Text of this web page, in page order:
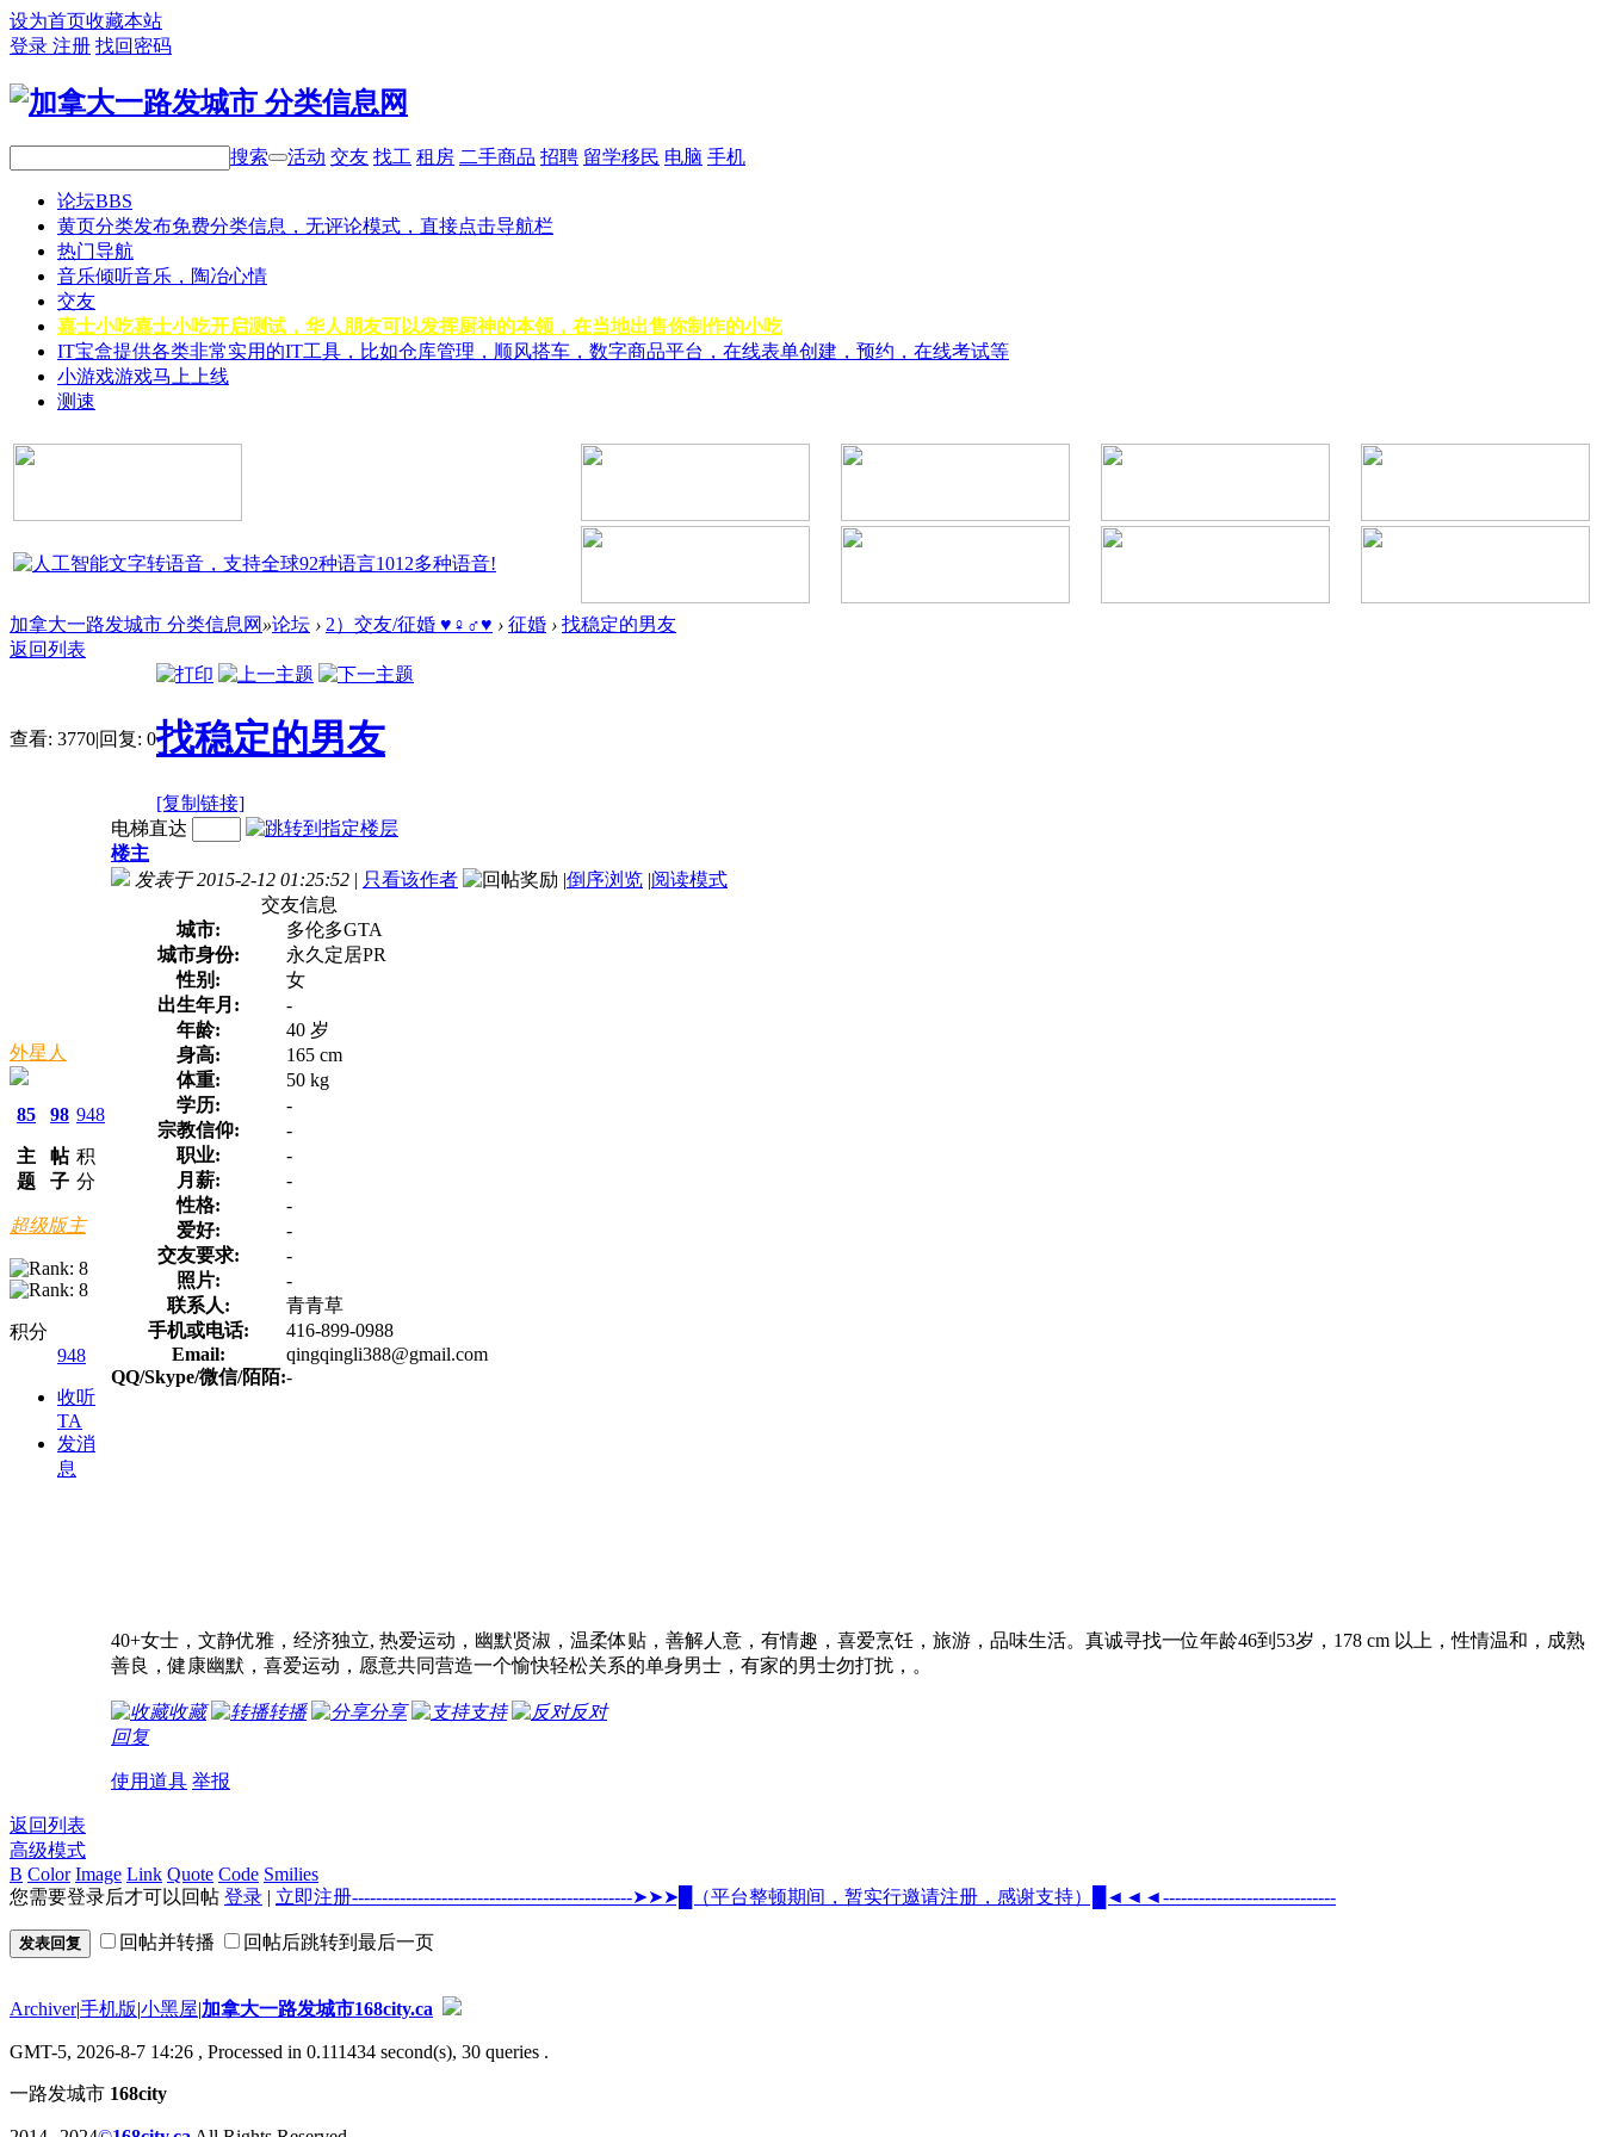
设为首页收藏本站
登录 注册 找回密码
搜索 活动 交友 找工 租房 二手商品 招聘 留学移民 电脑 手机
论坛BBS
黄页分类发布免费分类信息，无评论模式，直接点击导航栏
热门导航
音乐倾听音乐，陶冶心情
交友
嘉士小吃嘉士小吃开启测试，华人朋友可以发挥厨神的本领，在当地出售你制作的小吃
IT宝盒提供各类非常实用的IT工具，比如仓库管理，顺风搭车，数字商品平台，在线表单创建，预约，在线考试等
小游戏游戏马上上线
测速
加拿大一路发城市 分类信息网 »论坛 › 2）交友/征婚 ♥♀♂♥ › 征婚 › 找稳定的男友
返回列表
查看: 3770|回复: 0找稳定的男友
[复制链接]
外星人
85
主
题
98
帖
子
948
积
分
超级版主
积分
948
收听
TA
发消
息
电梯直达
楼主
发表于 2015-2-12 01:25:52 | 只看该作者 |倒序浏览 |阅读模式
交友信息
城市:
多伦多GTA
城市身份:
永久定居PR
性别:
女
出生年月:
-
年龄:
40 岁
身高:
165 cm
体重:
50 kg
学历:
-
宗教信仰:
-
职业:
-
月薪:
-
性格:
-
爱好:
-
交友要求:
-
照片:
-
联系人:
青青草
手机或电话:
416-899-0988
Email:
qingqingli388@gmail.com
QQ/Skype/微信/陌陌:-
40+女士，文静优雅，经济独立, 热爱运动，幽默贤淑，温柔体贴，善解人意，有情趣，喜爱烹饪，旅游，品味生活。真诚寻找一位年龄46到53岁，178 cm 以上，性情温和，成熟
善良，健康幽默，喜爱运动，愿意共同营造一个愉快轻松关系的单身男士，有家的男士勿打扰，。
收藏 转播 分享 支持
反对
回复
使用道具 举报
返回列表
高级模式
B Color Image Link Quote Code Smilies
您需要登录后才可以回帖 登录 | 立即注册-----------------------------------------------➤➤➤█（平台整顿期间，暂实行邀请注册，感谢支持）█◄◄◄-----------------------------
发表回复 回帖并转播 回帖后跳转到最后一页
Archiver|手机版|小黑屋|加拿大一路发城市168city.ca
GMT-5, 2026-8-7 14:26 , Processed in 0.111434 second(s), 30 queries .
一路发城市 168city